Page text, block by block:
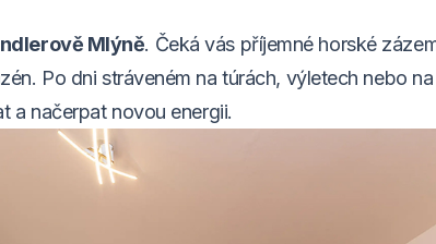
Mlýně. Čeká vás příjemné horské
Po dni stráveném na túrách, výletech nebo
a načerpat novou energii.